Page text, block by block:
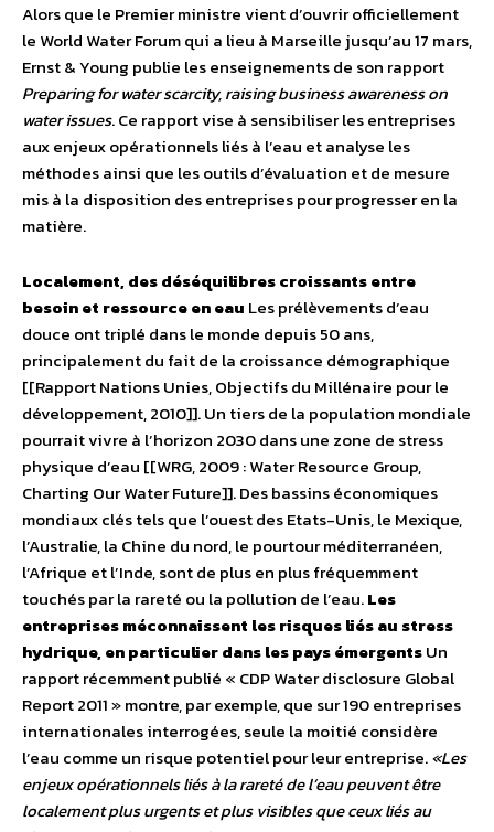
Alors que le Premier ministre vient d’ouvrir officiellement
le World Water Forum qui a lieu à Marseille jusqu’au 17 mars,
Ernst & Young publie les enseignements de son rapport
Preparing for water scarcity, raising business awareness on
water issues. Ce rapport vise à sensibiliser les entreprises
aux enjeux opérationnels liés à l’eau et analyse les
méthodes ainsi que les outils d’évaluation et de mesure
mis à la disposition des entreprises pour progresser en la
matière.
Localement, des déséquilibres croissants entre
besoin et ressource en eau Les prélèvements d’eau
douce ont triplé dans le monde depuis 50 ans,
principalement du fait de la croissance démographique
[[Rapport Nations Unies, Objectifs du Millénaire pour le
développement, 2010]]. Un tiers de la population mondiale
pourrait vivre à l’horizon 2030 dans une zone de stress
physique d’eau [[WRG, 2009 : Water Resource Group,
Charting Our Water Future]]. Des bassins économiques
mondiaux clés tels que l’ouest des Etats-Unis, le Mexique,
l’Australie, la Chine du nord, le pourtour méditerranéen,
l’Afrique et l’Inde, sont de plus en plus fréquemment
touchés par la rareté ou la pollution de l’eau.Les
entreprises méconnaissent les risques liés au stress
hydrique, en particulier dans les pays émergentsUn
rapport récemment publié « CDP Water disclosure Global
Report 2011 » montre, par exemple, que sur 190 entreprises
internationales interrogées, seule la moitié considère
l’eau comme un risque potentiel pour leur entreprise.«Les
enjeux opérationnels liés à la rareté de l’eau peuvent être
localement plus urgents et plus visibles que ceux liés au